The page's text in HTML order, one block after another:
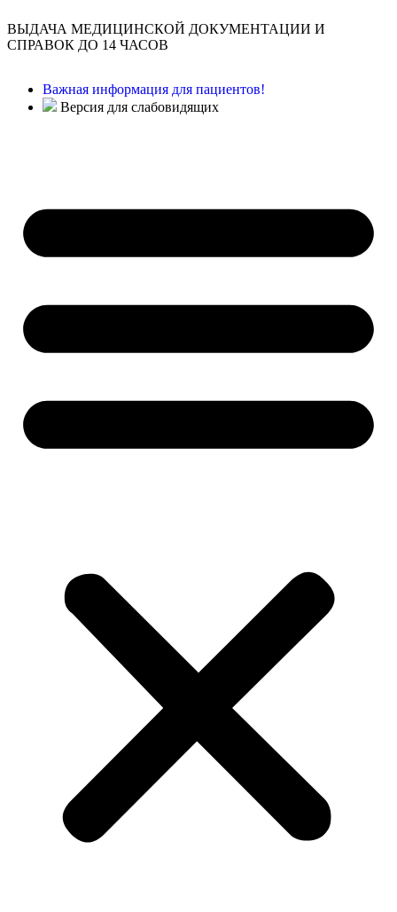
ВЫДАЧА МЕДИЦИНСКОЙ ДОКУМЕНТАЦИИ И
СПРАВОК ДО 14 ЧАСОВ
Важная информация для пациентов!
Версия для слабовидящих